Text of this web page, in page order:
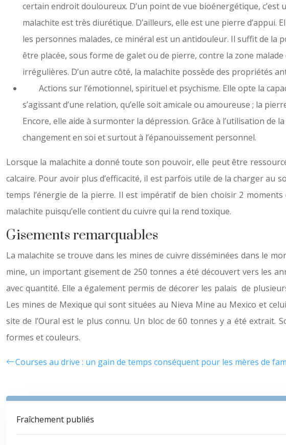
certain endroit douloureux. D’un point de vue bioénergétique,
malachite est très diurétique. D’ailleurs, elle est une pierre
les personnes malades, ce minéral est un antidouleur. Il suffit de
être placée, sous forme de galet ou de pierre, contre la zone
irrégulières. D’un autre côté, la malachite possède des propriétés
Actions sur l’émotionnel, spirituel et psychisme. Elle opte la
s’agissant d’une relation, qu’elle soit amicale ou amoureuse ; la
Encore, elle aide à surmonter la dépression. Grâce à l’utilisation de
changement en soi et surtout à l’épanouissement personnel.
Lorsque la malachite a donné toute son pouvoir, elle peut être
calcaire. Pour avoir plus d’efficacité, il est parfois utile de la charger
temps l’énergie de la pierre. Il est impératif de bien choisir 2
malachite puisqu’elle contient du cuivre qui la rend toxique.
Gisements remarquables
La malachite se trouve dans les mines de cuivre disséminées dans le
mine, un important gisement de 250 tonnes a été découvert vers les
avec quantité. Elle a également permis de décorer les palais de
Les mines de Mexique qui sont situées au Nieva Mine au Mexico et
site de l’Oural est le plus connu. Un bloc de 60 tonnes y a été extrait.
formes et couleurs.
Courses au drive : un gain de temps conséquent pour les mères de
Fraîchement publiés